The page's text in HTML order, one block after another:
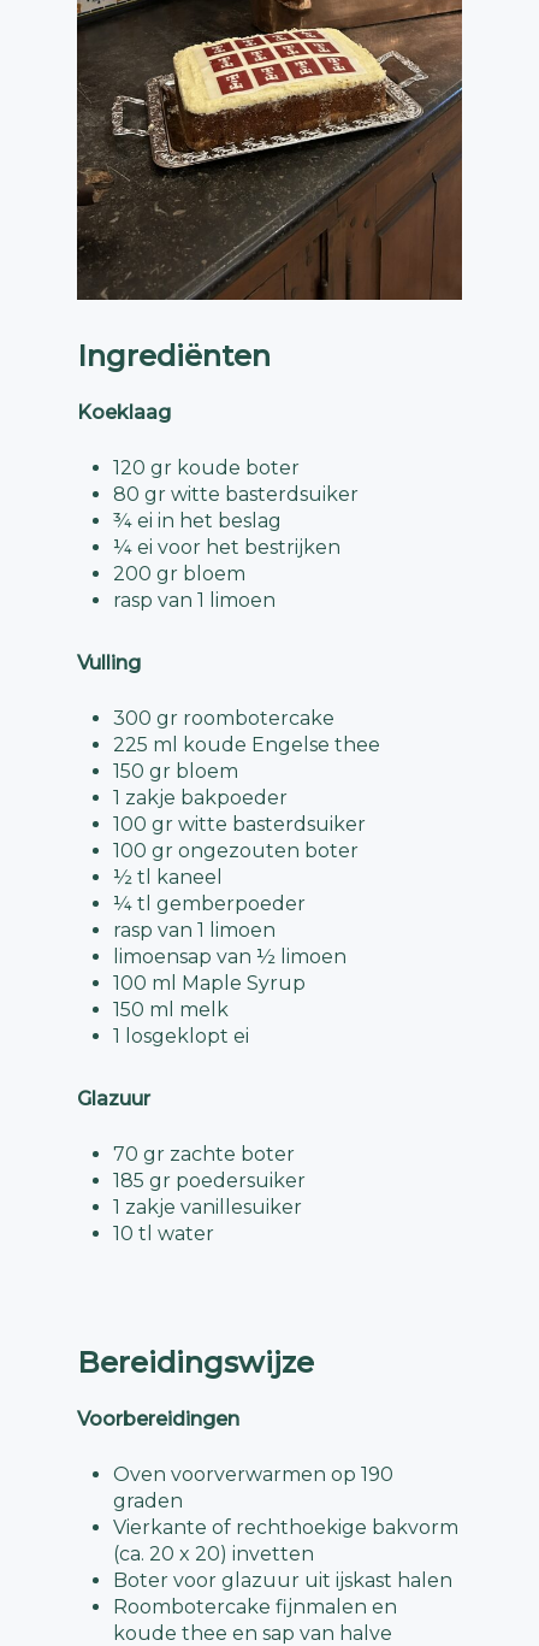
Ingrediënten
Koeklaag
120 gr koude boter
80 gr witte basterdsuiker
¾ ei in het beslag
¼ ei voor het bestrijken
200 gr bloem
rasp van 1 limoen
Vulling
300 gr roombotercake
225 ml koude Engelse thee
150 gr bloem
1 zakje bakpoeder
100 gr witte basterdsuiker
100 gr ongezouten boter
½ tl kaneel
¼ tl gemberpoeder
rasp van 1 limoen
limoensap van ½ limoen
100 ml Maple Syrup
150 ml melk
1 losgeklopt ei
Glazuur
70 gr zachte boter
185 gr poedersuiker
1 zakje vanillesuiker
10 tl water
Bereidingswijze
Voorbereidingen
Oven voorverwarmen op 190
graden
Vierkante of rechthoekige bakvorm
(ca. 20 x 20) invetten
Boter voor glazuur uit ijskast halen
Roombotercake fijnmalen en
koude thee en sap van halve